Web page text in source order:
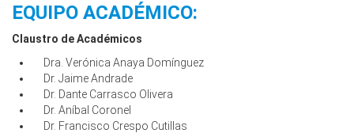
EQUIPO ACADÉMICO:
Claustro de Académicos
Dra. Verónica Anaya Domínguez
Dr. Jaime Andrade
Dr. Dante Carrasco Olivera
Dr. Aníbal Coronel
Dr. Francisco Crespo Cutillas